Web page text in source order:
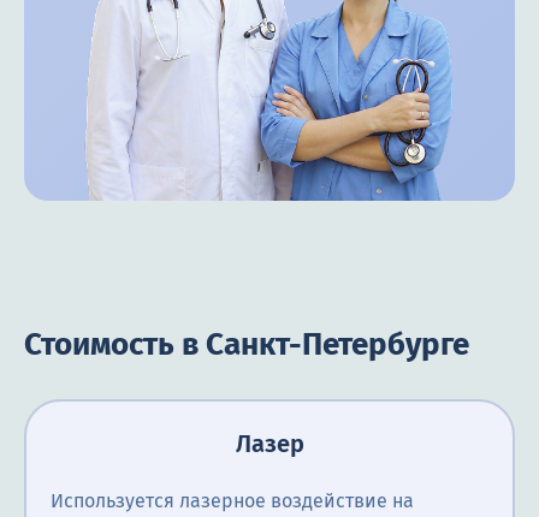
Стоимость в Санкт-Петербурге
Лазер
Используется лазерное воздействие на